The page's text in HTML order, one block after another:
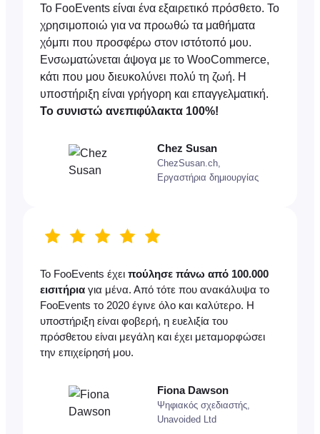
Το FooEvents είναι ένα εξαιρετικό πρόσθετο. Το
χρησιμοποιώ για να προωθώ τα μαθήματα
χόμπι που προσφέρω στον ιστότοπό μου.
Ενσωματώνεται άψογα με το WooCommerce,
κάτι που μου διευκολύνει πολύ τη ζωή. Η
υποστήριξη είναι γρήγορη και επαγγελματική.
Το συνιστώ ανεπιφύλακτα 100%!
Chez Susan
ChezSusan.ch,
Εργαστήρια δημιουργίας
Το FooEvents έχει πούλησε πάνω από 100.000
εισιτήρια για μένα. Από τότε που ανακάλυψα το
FooEvents το 2020 έγινε όλο και καλύτερο. Η
υποστήριξη είναι φοβερή, η ευελιξία του
πρόσθετου είναι μεγάλη και έχει μεταμορφώσει
την επιχείρησή μου.
Fiona Dawson
Ψηφιακός σχεδιαστής,
Unavoided Ltd